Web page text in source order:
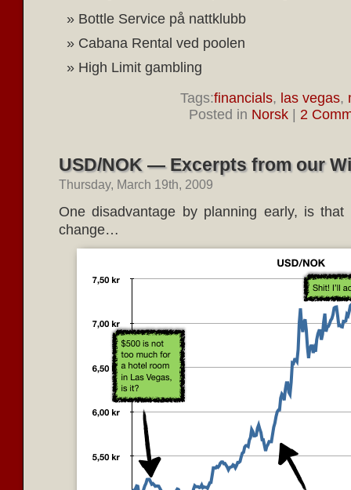
Bottle Service på nattklubb
Cabana Rental ved poolen
High Limit gambling
Tags:financials, las vegas,
Posted in Norsk| 2
USD/NOK — Excerpts from our
Thursday, March 19th, 2009
One disadvantage by planning early, is
change…